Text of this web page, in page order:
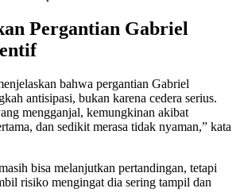
Pergantian Gabriel
bahwa pergantian Gabriel
antisipasi, bukan karena cedera serius.
mengganjal, kemungkinan akibat
dan sedikit merasa tidak nyaman,” kata
bisa melanjutkan pertandingan, tetapi
risiko mengingat dia sering tampil dan